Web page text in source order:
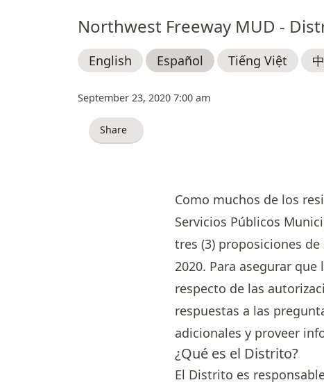
Northwest Freeway MUD -
English Español Tiếng Việt
September 23, 2020 7:00 am
Share
Como muchos de los
Servicios Públicos
tres (3) proposiciones
2020. Para asegurar
respecto de las
respuestas a las
adicionales y proveer
¿Qué es el Distrito?
El Distrito es